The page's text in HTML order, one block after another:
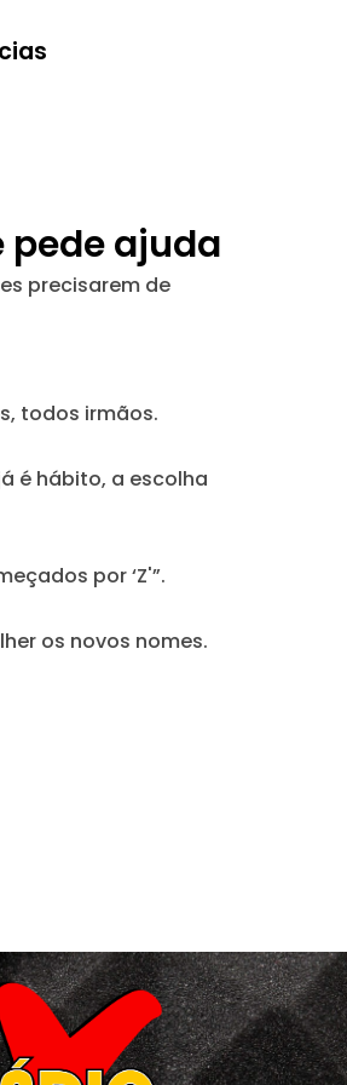
pede ajuda
precisarem de
todos irmãos.
é hábito, a escolha
por ‘Z'”.
os novos nomes.